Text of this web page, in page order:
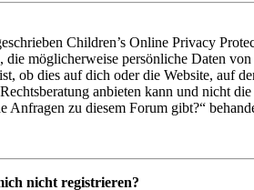
Children’s Online Privacy
die möglicherweise persönliche Daten
ob dies auf dich oder die Website, auf
anbieten kann und nicht
Anfragen zu diesem Forum gibt?“
nicht registrieren?